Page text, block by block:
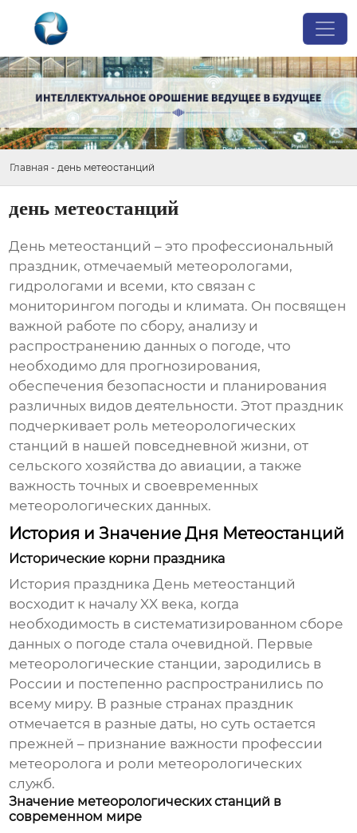
Главная - день метеостанций
день метеостанций
День метеостанций – это профессиональный
праздник, отмечаемый метеорологами,
гидрологами и всеми, кто связан с
мониторингом погоды и климата. Он посвящен
важной работе по сбору, анализу и
распространению данных о погоде, что
необходимо для прогнозирования,
обеспечения безопасности и планирования
различных видов деятельности. Этот праздник
подчеркивает роль метеорологических
станций в нашей повседневной жизни, от
сельского хозяйства до авиации, а также
важность точных и своевременных
метеорологических данных.
История и Значение Дня Метеостанций
Исторические корни праздника
История праздникаДень метеостанций
восходит к началу XX века, когда
необходимость в систематизированном сборе
данных о погоде стала очевидной. Первые
метеорологические станции, зародились в
России и постепенно распространились по
всему миру. В разные странах праздник
отмечается в разные даты, но суть остается
прежней – признание важности профессии
метеоролога и роли метеорологических
служб.
Значение метеорологических станций в
современном мире